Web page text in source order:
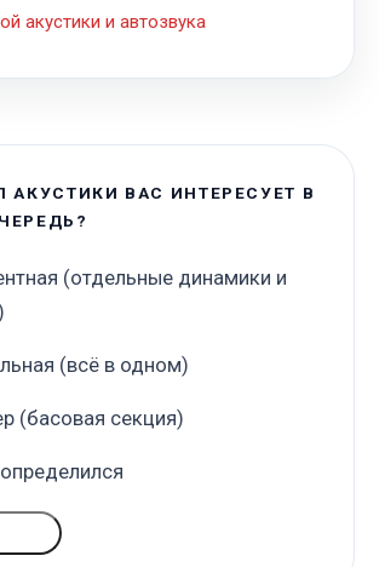
акустики и автозвука
АКУСТИКИ ВАС ИНТЕРЕСУЕТ В
(отдельные динамики и
(всё в одном)
(басовая секция)